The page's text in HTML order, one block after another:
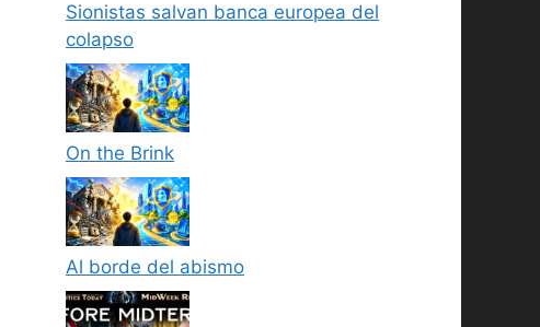
Sionistas salvan banca europea del
colapso
On the Brink
Al borde del abismo